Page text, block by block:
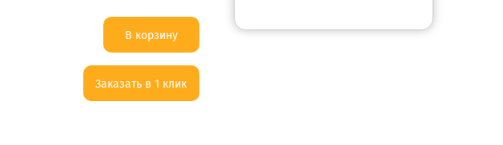
В корзину
Заказать в 1 клик